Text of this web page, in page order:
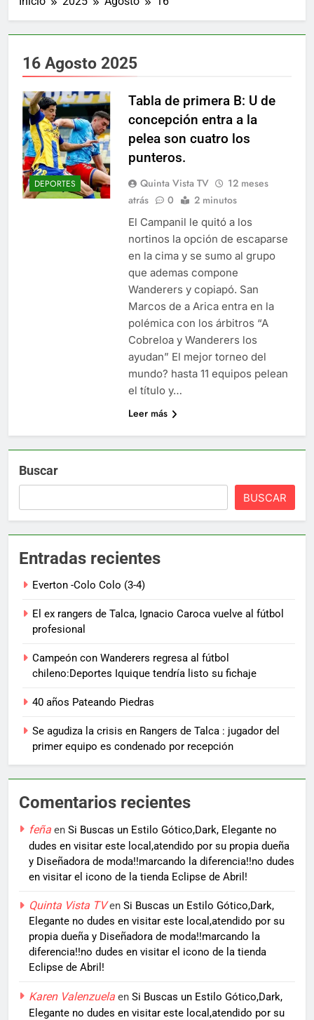
16 Agosto 2025
DEPORTES
Tabla de primera B: U de
concepción entra a la
pelea son cuatro los
punteros.
Quinta Vista TV
12 meses
atrás
0 2 minutos
El Campanil le quitó a los
nortinos la opción de escaparse
en la cima y se sumo al grupo
que ademas compone
Wanderers y copiapó. San
Marcos de a Arica entra en la
polémica con los árbitros “A
Cobreloa y Wanderers los
ayudan” El mejor torneo del
mundo? hasta 11 equipos pelean
el título y…
Leer más
Buscar
BUSCAR
Entradas recientes
Everton -Colo Colo (3-4)
El ex rangers de Talca, Ignacio Caroca vuelve al fútbol
profesional
Campeón con Wanderers regresa al fútbol
chileno:Deportes Iquique tendría listo su fichaje
40 años Pateando Piedras
Se agudiza la crisis en Rangers de Talca : jugador del
primer equipo es condenado por recepción
Comentarios recientes
feña en Si Buscas un Estilo Gótico,Dark, Elegante no
dudes en visitar este local,atendido por su propia dueña
y Diseñadora de moda!!marcando la diferencia!!no dudes
en visitar el icono de la tienda Eclipse de Abril!
Quinta Vista TVen Si Buscas un Estilo Gótico,Dark,
Elegante no dudes en visitar este local,atendido por su
propia dueña y Diseñadora de moda!!marcando la
diferencia!!no dudes en visitar el icono de la tienda
Eclipse de Abril!
Karen Valenzuela en Si Buscas un Estilo Gótico,Dark,
Elegante no dudes en visitar este local,atendido por su